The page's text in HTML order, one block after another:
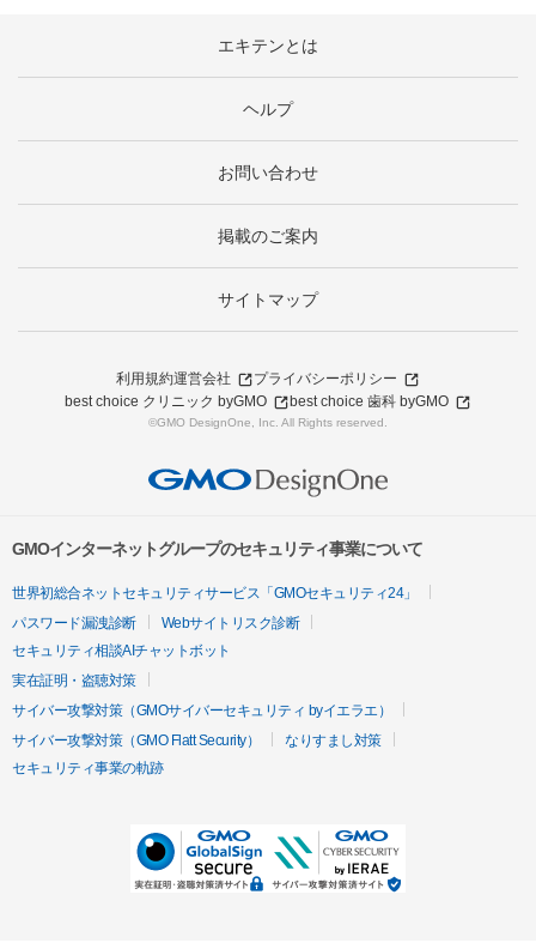
エキテンとは
ヘルプ
お問い合わせ
掲載のご案内
サイトマップ
利用規約運営会社
プライバシーポリシー
best choice クリニック byGMO
best choice 歯科 byGMO
©GMO DesignOne, Inc. All Rights reserved.
GMOインターネットグループのセキュリティ事業について
世界初総合ネットセキュリティサービス「GMOセキュリティ24」
パスワード漏洩診断
Webサイトリスク診断
セキュリティ相談AIチャットボット
実在証明・盗聴対策
サイバー攻撃対策（GMOサイバーセキュリティ byイエラエ）
サイバー攻撃対策（GMO Flatt Security）
なりすまし対策
セキュリティ事業の軌跡